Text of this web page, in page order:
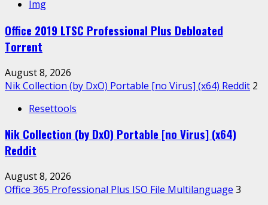
Img
Office 2019 LTSC Professional Plus Debloated
Tоrrеnt
August 8, 2026
Nik Collection (by DxO) Portable [no Virus] (x64) Reddit 2
Resettools
Nik Collection (by DxO) Portable [no Virus] (x64)
Reddit
August 8, 2026
Office 365 Professional Plus ISO File Multilanguage 3